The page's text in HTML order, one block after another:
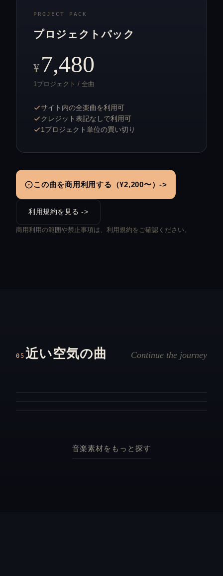
PROJECT PACK
プロジェクトパック
¥ 7,480
1プロジェクト / 全曲
サイト内の全楽曲を利用可
クレジット表記なしで利用可
1プロジェクト単位の買い切り
この曲を商用利用する（¥2,200〜）->
利用規約を見る ->
商用利用の範囲や禁止事項は、利用規約をご確認ください。
05 近い空気の曲 Continue the journey
ような神秘的で落ち着いた冬のBGM。
夕暮れの丘を駆け回る子供たちの笑い声が聞こえてき
そうな、温かいBGM。
古代の石畳を渡る風のように、穏やかで荘厳な旋律が
音楽素材をもっと探す